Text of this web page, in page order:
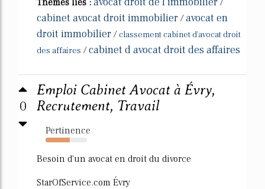
cabinet avocat droit immobilier /avocat en
droit immobilier / classement cabinet d'avocat droit
des affaires /cabinet d avocat droit des affaires
0
Emploi Cabinet Avocat à Évry,
Recrutement, Travail
Pertinence
59%
Besoin d'un avocat en droit du divorce
StarOfService.com Évry